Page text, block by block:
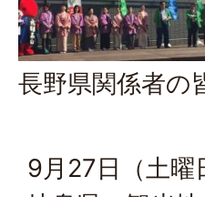
長野県関係者の
9月27日（土曜